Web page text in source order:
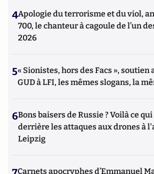
4Apologie du terrorisme et du viol,
700, le chanteur à cagoule de l’un
2026
5« Sionistes, hors des Facs », soutien
GUD à LFI, les mêmes slogans, la
6Bons baisers de Russie ? Voilà ce
derrière les attaques aux drones à
Leipzig
Carnets apocryphes d’Emmanuel